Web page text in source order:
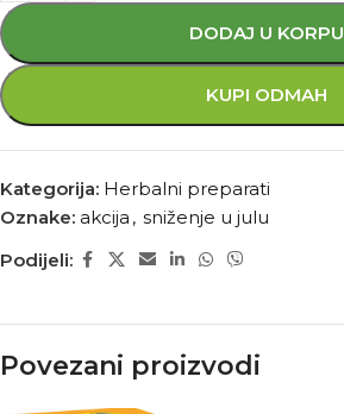
DODAJ U KORPU
KUPI ODMAH
Kategorija: Herbalni preparati
Oznake: akcija , sniženje u julu
Podijeli:
Povezani proizvodi